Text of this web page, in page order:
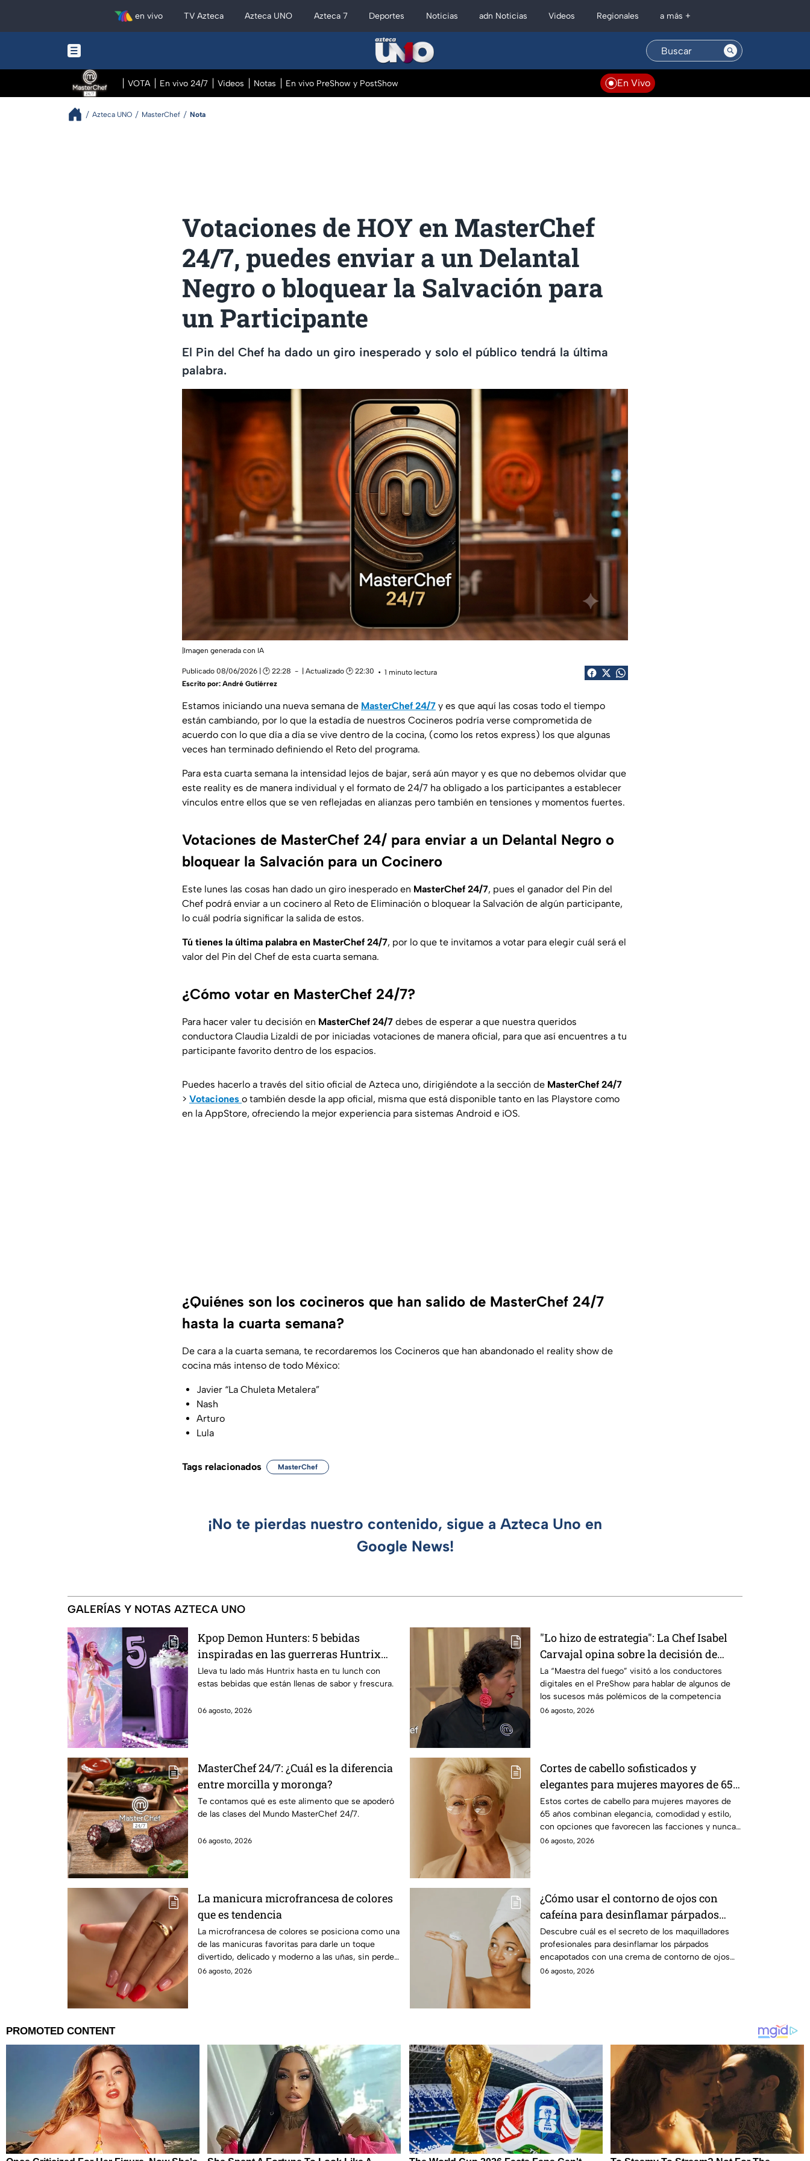
en vivo TV Azteca Azteca UNO Azteca 7 Deportes Noticias adn Noticias Videos Regionales a más +
VOTA En vivo 24/7 Videos Notas En vivo PreShow y PostShow En Vivo
Azteca UNO MasterChef Nota
Votaciones de HOY en MasterChef
24/7, puedes enviar a un Delantal
Negro o bloquear la Salvación para
un Participante
El Pin del Chef ha dado un giro inesperado y solo el público tendrá la última
palabra.
|Imagen generada con IA
Publicado 08/06/2026 | 🕑 22:28 | Actualizado 🕑 22:30
1 minuto lectura
Escrito por: André Gutiérrez
Estamos iniciando una nueva semana de MasterChef 24/7 y es que aquí las cosas todo el tiempo
están cambiando, por lo que la estadía de nuestros Cocineros podría verse comprometida de
acuerdo con lo que día a día se vive dentro de la cocina, (como los retos express) los que algunas
veces han terminado definiendo el Reto del programa.
Para esta cuarta semana la intensidad lejos de bajar, será aún mayor y es que no debemos olvidar que
este reality es de manera individual y el formato de 24/7 ha obligado a los participantes a establecer
vínculos entre ellos que se ven reflejadas en alianzas pero también en tensiones y momentos fuertes.
Votaciones de MasterChef 24/ para enviar a un Delantal Negro o
bloquear la Salvación para un Cocinero
Este lunes las cosas han dado un giro inesperado en MasterChef 24/7, pues el ganador del Pin del
Chef podrá enviar a un cocinero al Reto de Eliminación o bloquear la Salvación de algún participante,
lo cuál podría significar la salida de estos.
Tú tienes la última palabra en MasterChef 24/7, por lo que te invitamos a votar para elegir cuál será el
valor del Pin del Chef de esta cuarta semana.
¿Cómo votar en MasterChef 24/7?
Para hacer valer tu decisión en MasterChef 24/7 debes de esperar a que nuestra queridos
conductora Claudia Lizaldi de por iniciadas votaciones de manera oficial, para que así encuentres a tu
participante favorito dentro de los espacios.
Puedes hacerlo a través del sitio oficial de Azteca uno, dirigiéndote a la sección de MasterChef 24/7
> Votaciones o también desde la app oficial, misma que está disponible tanto en las Playstore como
en la AppStore, ofreciendo la mejor experiencia para sistemas Android e iOS.
¿Quiénes son los cocineros que han salido de MasterChef 24/7
hasta la cuarta semana?
De cara a la cuarta semana, te recordaremos los Cocineros que han abandonado el reality show de
cocina más intenso de todo México:
Javier “La Chuleta Metalera”
Nash
Arturo
Lula
Tags relacionados MasterChef
¡No te pierdas nuestro contenido, sigue a Azteca Uno en
Google News!
GALERÍAS Y NOTAS AZTECA UNO
Kpop Demon Hunters: 5 bebidas
inspiradas en las guerreras Huntrix
para llevar a la escuela este regreso a
clases 2026; son saludables y deliciosas
Lleva tu lado más Huntrix hasta en tu lunch con
estas bebidas que están llenas de sabor y frescura.
06 agosto, 2026
"Lo hizo de estrategia": La Chef Isabel
Carvajal opina sobre la decisión de
Ramahá de subir a Daniela al balcón de
MasterChef 24/7
La “Maestra del fuego” visitó a los conductores
digitales en el PreShow para hablar de algunos de
los sucesos más polémicos de la competencia
06 agosto, 2026
MasterChef 24/7: ¿Cuál es la diferencia
entre morcilla y moronga?
Te contamos qué es este alimento que se apoderó
de las clases del Mundo MasterChef 24/7.
06 agosto, 2026
Cortes de cabello sofisticados y
elegantes para mujeres mayores de 65
años
Estos cortes de cabello para mujeres mayores de
65 años combinan elegancia, comodidad y estilo,
con opciones que favorecen las facciones y nunca
pasan de moda.
06 agosto, 2026
La manicura microfrancesa de colores
que es tendencia
La microfrancesa de colores se posiciona como una
de las manicuras favoritas para darle un toque
divertido, delicado y moderno a las uñas, sin perder
elegancia.
06 agosto, 2026
¿Cómo usar el contorno de ojos con
cafeína para desinflamar párpados
encapotados?
Descubre cuál es el secreto de los maquilladores
profesionales para desinflamar los párpados
encapotados con una crema de contorno de ojos
con cafeína
06 agosto, 2026